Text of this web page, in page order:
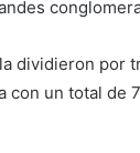
dividieron por
con un total de